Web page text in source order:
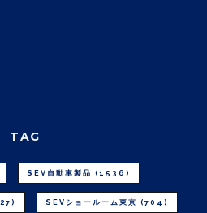
TAG
SEV自動車製品 (1536)
SEVショールーム東京 (704)